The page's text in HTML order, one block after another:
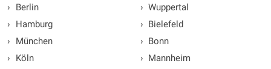
›
Berlin
›
Hamburg
›
München
›
Köln
› Wuppertal
› Bielefeld
› Bonn
› Mannheim